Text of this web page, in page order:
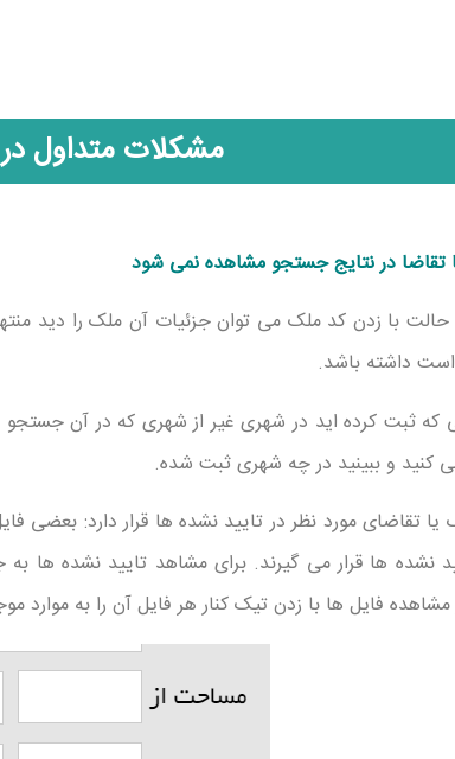
مشکلات متداول
تقاضا در نتایج جستجو مشاهده نمی شود
حالت با زدن کد ملک می توان جزئیات آن ملک را دید
داشته باشد.
که ثبت کرده اید در شهری غیر از شهری که در آن
کنید و ببینید در چه شهری ثبت شده.
یا تقاضای مورد نظر در تایید نشده ها قرار دارد: بعضی
نشده ها قرار می گیرند. برای مشاهد تایید نشده ها
فایل ها با زدن تیک کنار هر فایل آن را به موارد